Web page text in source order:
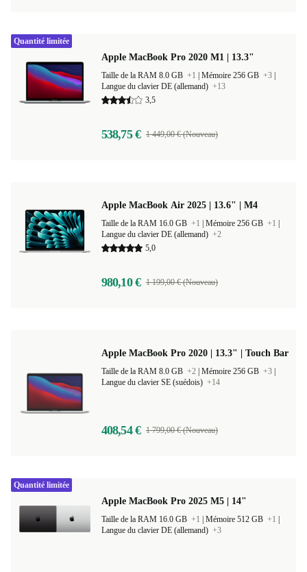
Apple MacBook Pro 2020 M1 | 13.3"
Taille de la RAM 8.0 GB +1 Mémoire 256 GB +3
Langue du clavier DE (allemand) +13
3,5
538,75 € 1 449,00 € (Nouveau)
Quantité limitée
Apple MacBook Air 2025 | 13.6" | M4
Taille de la RAM 16.0 GB +1 Mémoire 256 GB +1
Langue du clavier DE (allemand) +2
5,0
980,10 € 1 199,00 € (Nouveau)
Apple MacBook Pro 2020 | 13.3" | Touch Bar
Taille de la RAM 8.0 GB +2 Mémoire 256 GB +3
Langue du clavier SE (suédois) +14
408,54 € 1 799,00 € (Nouveau)
Apple MacBook Pro 2025 M5 | 14"
Taille de la RAM 16.0 GB +1 Mémoire 512 GB +1
Langue du clavier DE (allemand) +3
Quantité limitée